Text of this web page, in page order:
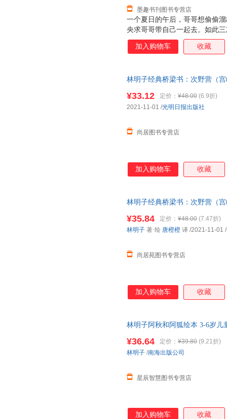
一个夏日的午后，哥哥想偷偷
央求哥哥带自己一起去。如此
去。那一刻，妹妹欢呼雀跃着
来不及穿鞋子，拖拉着鞋就跟
墨趣书刊图书专营店
加入购物车 收藏
林明子经典桥梁书：次野营（
¥33.12 定价： ¥48.00 (6.9折)
尚居图书专营店
2021-11-01 /光明日报出版社
加入购物车 收藏
林明子经典桥梁书：次野营（
¥35.84 定价： ¥48.00 (7.47折)
尚居苑图书专营店
林明子 著·绘 唐橙橙 译 /2021-11-01 /
加入购物车 收藏
林明子阿秋和阿狐绘本 3-6岁
¥36.64 定价： ¥39.80 (9.21折)
星辰智慧图书专营店
林明子 /南海出版公司
加入购物车 收藏